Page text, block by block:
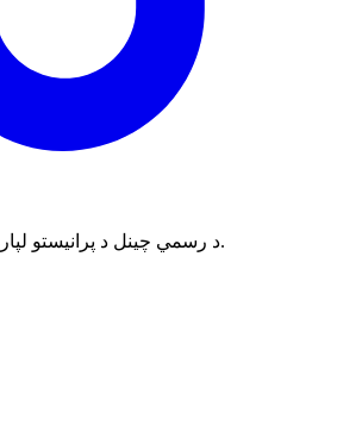
د رسمي چینل د پرانیستو لپاره پر آیکن کلیک وکړئ.